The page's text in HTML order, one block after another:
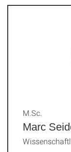
Marc
M.Sc.